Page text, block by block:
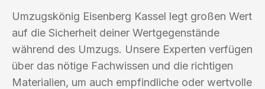
Umzugskönig Eisenberg Kassel legt großen Wert
auf die Sicherheit deiner Wertgegenstände
während des Umzugs. Unsere Experten verfügen
über das nötige Fachwissen und die richtigen
Materialien, um auch empfindliche oder wertvolle